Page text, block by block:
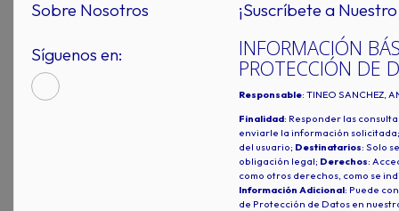
Sobre Nosotros
Síguenos en:
¡Suscríbete a
INFORMACIÓN
PROTECCIÓN DE
Responsable: TINEO SANCHEZ,
Finalidad: Responder las
enviarle la información
del usuario; Destinatarios: Solo
obligación legal; Derechos:
como otros derechos, como se
Información Adicional: Puede
de Protección de Datos en